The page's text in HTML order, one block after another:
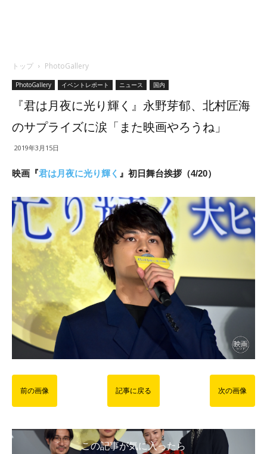
トップ PhotoGallery
PhotoGallery イベントレポート ニュース 国内
『君は月夜に光り輝く』永野芽郁、北村匠海
のサプライズに涙「また映画やろうね」
2019年3月15日
映画『君は月夜に光り輝く 』初日舞台挨拶（4/20）
前の画像 記事に戻る 次の画像
この記事が気に入ったら